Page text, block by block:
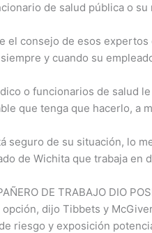
de salud pública o
el consejo de esos expertos
y cuando su
o funcionarios de salud
que tenga que hacerlo, a
seguro de su situación, lo
de Wichita que trabaja en
DE TRABAJO DIO
opción, dijo Tibbets y
riesgo y exposición